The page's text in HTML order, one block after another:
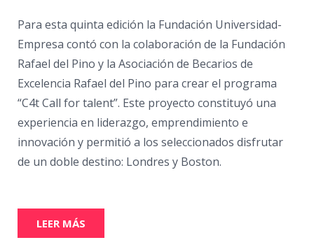
Para esta quinta edición la Fundación Universidad-
Empresa contó con la colaboración de la Fundación
Rafael del Pino y la Asociación de Becarios de
Excelencia Rafael del Pino para crear el programa
“C4t Call for talent”. Este proyecto constituyó una
experiencia en liderazgo, emprendimiento e
innovación y permitió a los seleccionados disfrutar
de un doble destino: Londres y Boston.
LEER MÁS